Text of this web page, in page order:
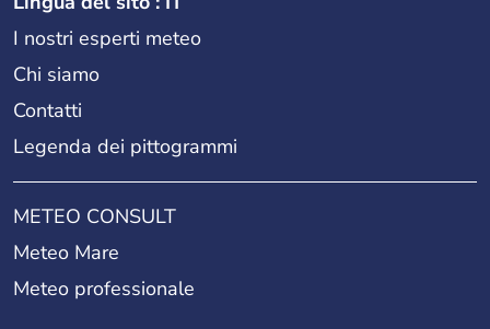
I nostri esperti meteo
Chi siamo
Contatti
Legenda dei pittogrammi
METEO CONSULT
Meteo Mare
Meteo professionale